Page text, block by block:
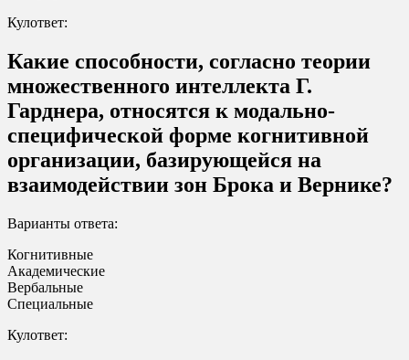
Кулответ:
Какие способности, согласно теории
множественного интеллекта Г.
Гарднера, относятся к модально-
специфической форме когнитивной
организации, базирующейся на
взаимодействии зон Брока и Вернике?
Варианты ответа:
Когнитивные
Академические
Вербальные
Специальные
Кулответ: